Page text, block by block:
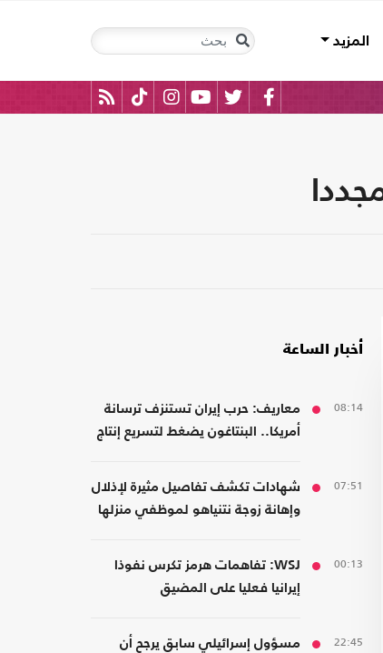
المزيد
أخبار الساعة
08:14
معاريف: حرب إيران تستنزف ترسانة
أمريكا.. البنتاغون يضغط لتسريع إنتاج
07:51
شهادات تكشف تفاصيل مثيرة لإذلال
وإهانة زوجة نتنياهو لموظفي منزلها
00:13
WSJ: تفاهمات هرمز تكرس نفوذا
إيرانيا فعليا على المضيق
22:45
مسؤول إسرائيلي سابق يرجح أن